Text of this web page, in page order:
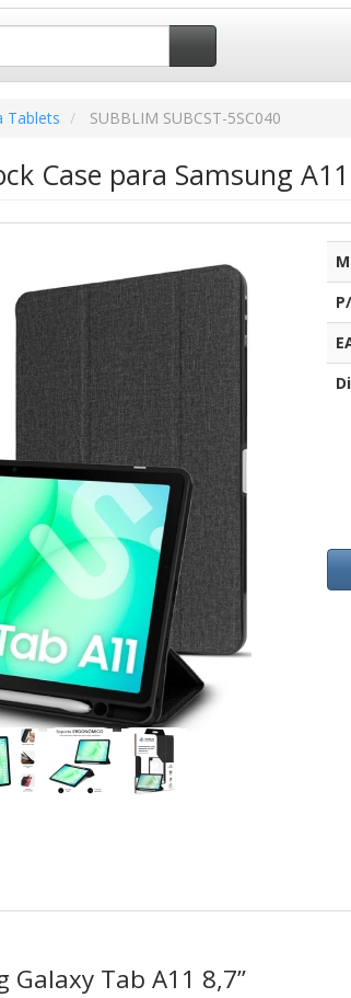
Tablets SUBBLIM SUBCST-5SC040
Case para Samsung
Galaxy Tab A11 8,7”